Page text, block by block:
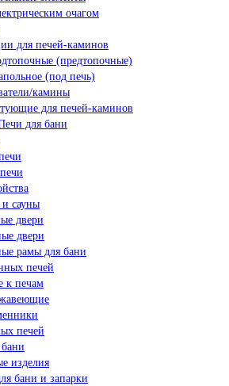
очагом
для печей-каминов
(предтопочные)
(под печь)
камины
для печей-каминов
для бани
сауны
двери
двери
рамы для бани
печей
к печам
печей
изделия
бани и запарки